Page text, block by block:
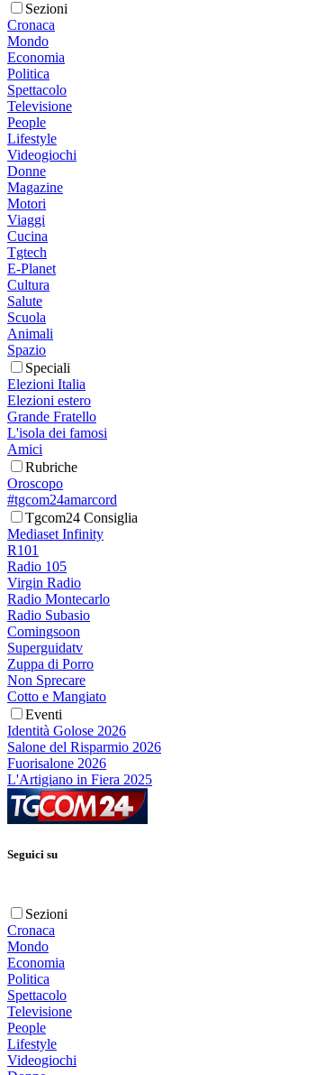
Sezioni
Cronaca
Mondo
Economia
Politica
Spettacolo
Televisione
People
Lifestyle
Videogiochi
Donne
Magazine
Motori
Viaggi
Cucina
Tgtech
E-Planet
Cultura
Salute
Scuola
Animali
Spazio
Speciali
Elezioni Italia
Elezioni estero
Grande Fratello
L'isola dei famosi
Amici
Rubriche
Oroscopo
#tgcom24amarcord
Tgcom24 Consiglia
Mediaset Infinity
R101
Radio 105
Virgin Radio
Radio Montecarlo
Radio Subasio
Comingsoon
Superguidatv
Zuppa di Porro
Non Sprecare
Cotto e Mangiato
Eventi
Identità Golose 2026
Salone del Risparmio 2026
Fuorisalone 2026
L'Artigiano in Fiera 2025
Seguici su
Sezioni
Cronaca
Mondo
Economia
Politica
Spettacolo
Televisione
People
Lifestyle
Videogiochi